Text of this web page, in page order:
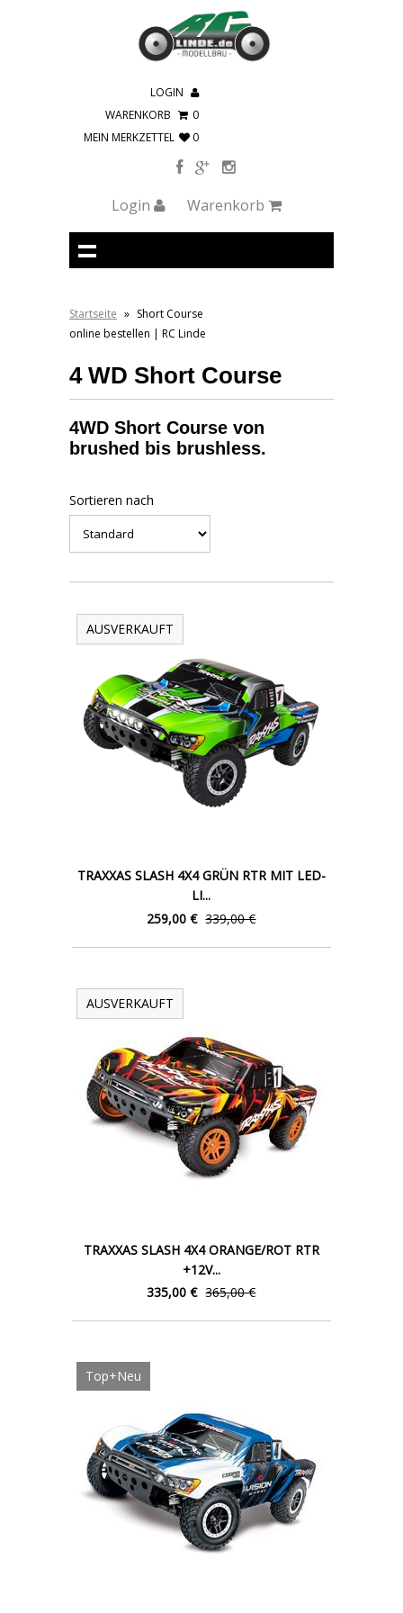
LOGIN
WARENKORB
0
MEIN MERKZETTEL
0
Login Warenkorb
Startseite » Short Course
online bestellen | RC Linde
4 WD Short Course
4WD Short Course von
brushed bis brushless.
Sortieren nach
AUSVERKAUFT
TRAXXAS SLASH 4X4 GRÜN RTR MIT LED-
LI...
259,00 € 339,00 €
AUSVERKAUFT
TRAXXAS SLASH 4X4 ORANGE/ROT RTR
+12V...
335,00 € 365,00 €
Top+Neu